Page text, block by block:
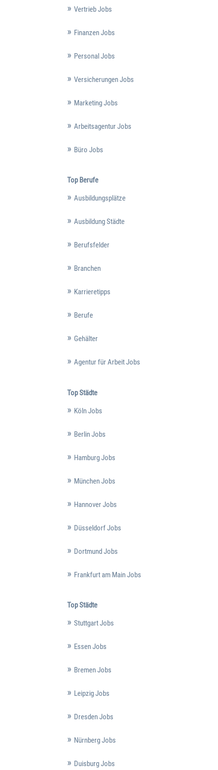
Vertrieb Jobs
Finanzen Jobs
Personal Jobs
Versicherungen Jobs
Marketing Jobs
Arbeitsagentur Jobs
Büro Jobs
Top Berufe
Ausbildungsplätze
Ausbildung Städte
Berufsfelder
Branchen
Karrieretipps
Berufe
Gehälter
Agentur für Arbeit Jobs
Top Städte
Köln Jobs
Berlin Jobs
Hamburg Jobs
München Jobs
Hannover Jobs
Düsseldorf Jobs
Dortmund Jobs
Frankfurt am Main Jobs
Top Städte
Stuttgart Jobs
Essen Jobs
Bremen Jobs
Leipzig Jobs
Dresden Jobs
Nürnberg Jobs
Duisburg Jobs